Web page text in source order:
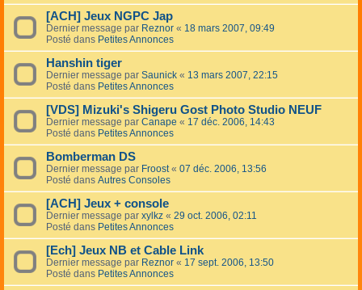
[ACH] Jeux NGPC Jap
Dernier message par Reznor « 18 mars 2007, 09:49
Posté dans Petites Annonces
Hanshin tiger
Dernier message par Saunick « 13 mars 2007, 22:15
Posté dans Petites Annonces
[VDS] Mizuki's Shigeru Gost Photo Studio NEUF
Dernier message par Canape « 17 déc. 2006, 14:43
Posté dans Petites Annonces
Bomberman DS
Dernier message par Froost« 07 déc. 2006, 13:56
Posté dans Autres Consoles
[ACH] Jeux + console
Dernier message par xylkz « 29 oct. 2006, 02:11
Posté dans Petites Annonces
[Ech] Jeux NB et Cable Link
Dernier message par Reznor « 17 sept. 2006, 13:50
Posté dans Petites Annonces